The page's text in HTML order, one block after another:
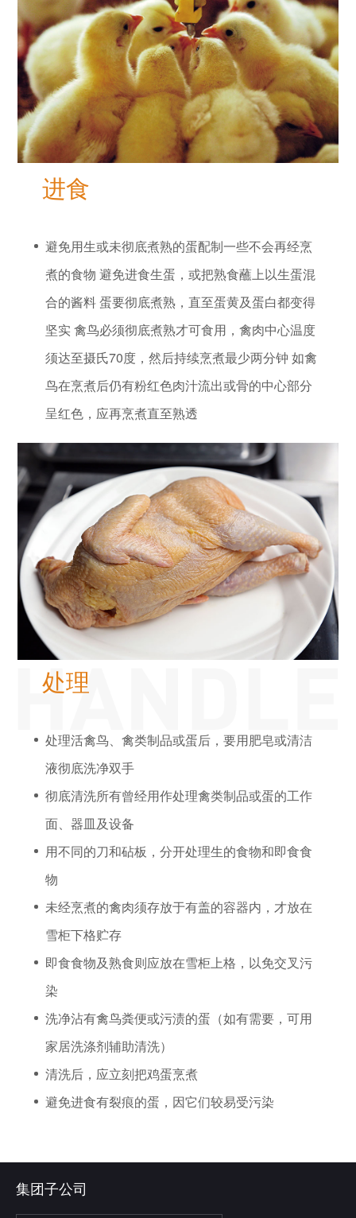
进食
避免用生或未彻底煮熟的蛋配制一些不会再经烹
煮的食物 避免进食生蛋，或把熟食蘸上以生蛋混
合的酱料 蛋要彻底煮熟，直至蛋黄及蛋白都变得
坚实 禽鸟必须彻底煮熟才可食用，禽肉中心温度
须达至摄氏70度，然后持续烹煮最少两分钟 如禽
鸟在烹煮后仍有粉红色肉汁流出或骨的中心部分
呈红色，应再烹煮直至熟透
处理
处理活禽鸟、禽类制品或蛋后，要用肥皂或清洁
液彻底洗净双手
彻底清洗所有曾经用作处理禽类制品或蛋的工作
面、器皿及设备
用不同的刀和砧板，分开处理生的食物和即食食
物
未经烹煮的禽肉须存放于有盖的容器内，才放在
雪柜下格贮存
即食食物及熟食则应放在雪柜上格，以免交叉污
染
洗净沾有禽鸟粪便或污渍的蛋（如有需要，可用
家居洗涤剂辅助清洗）
清洗后，应立刻把鸡蛋烹煮
避免进食有裂痕的蛋，因它们较易受污染
集团子公司